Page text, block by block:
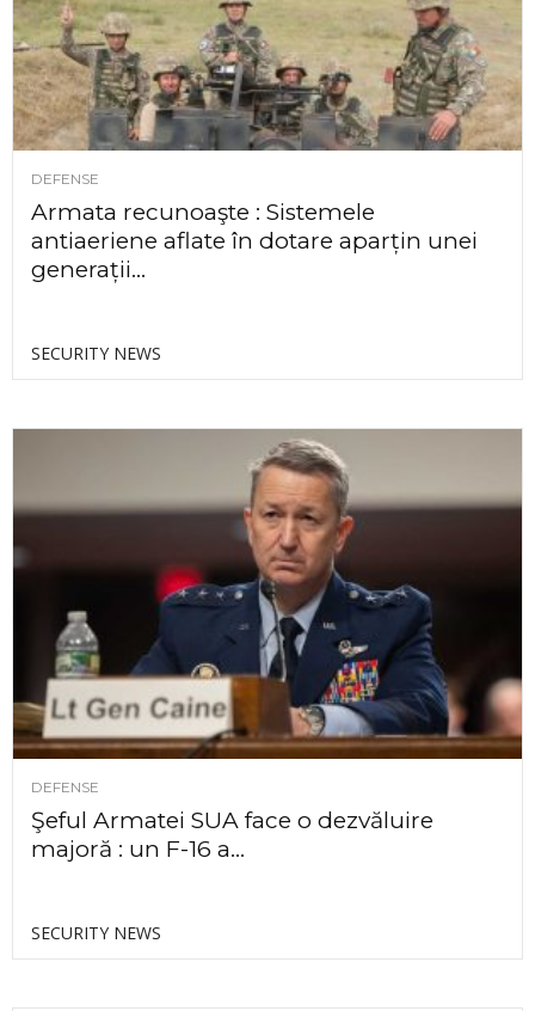
DEFENSE
Armata recunoaşte : Sistemele
antiaeriene aflate în dotare aparțin unei
generații...
SECURITY NEWS
DEFENSE
Şeful Armatei SUA face o dezvăluire
majoră : un F-16 a...
SECURITY NEWS